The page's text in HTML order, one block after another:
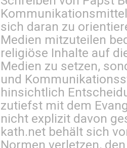
sich daran zu
Medien mitzuteilen
religiöse Inhalte auf
Medien zu setzen,
und
hinsichtlich
zutiefst mit dem
nicht explizit davon
kath.net behält sich
Normen verletzen,